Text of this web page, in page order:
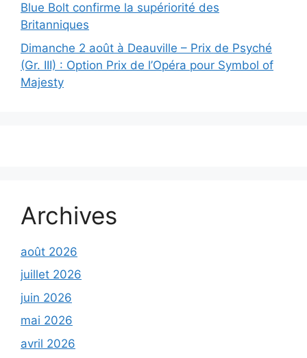
Blue Bolt confirme la supériorité des
Britanniques
Dimanche 2 août à Deauville – Prix de Psyché
(Gr. III) : Option Prix de l’Opéra pour Symbol of
Majesty
Archives
août 2026
juillet 2026
juin 2026
mai 2026
avril 2026